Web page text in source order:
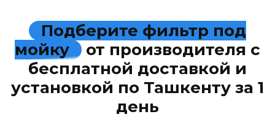
Подберите фильтр под
мойку
от производителя с
бесплатной доставкой и
установкой по Ташкенту за 1
день